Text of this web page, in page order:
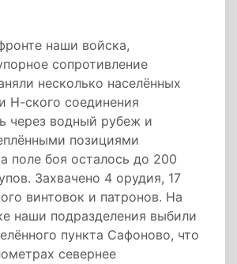
наши войска,
сопротивление
несколько населённых
Н-ского соединения
через водный рубеж и
позициями
поле боя осталось до 200
Захвачено 4 орудия, 17
винтовок и патронов. На
наши подразделения выбили
пункта Сафоново, что
севернее